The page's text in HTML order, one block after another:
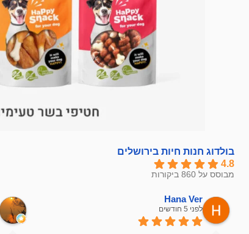
בולדוג חנות חיות בירושלים
4.8
מבוסס על 860 ביקורות
Hana Ver
לפני 5 חודשים